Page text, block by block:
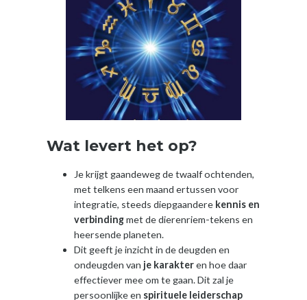
Wat levert het op?
Je krijgt gaandeweg de twaalf ochtenden,
met telkens een maand ertussen voor
integratie, steeds diepgaandere kennis en
verbindingmet de dierenriem-tekens en
heersende planeten.
Dit geeft je inzicht in de deugden en
ondeugden van je karakteren hoe daar
effectiever mee om te gaan. Dit zal je
persoonlijke en spirituele leiderschap